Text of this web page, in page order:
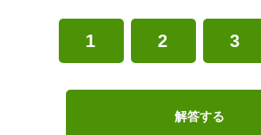
1 2 3
解答する